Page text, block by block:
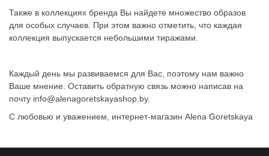
Также в коллекциях бренда Вы найдете множество образов
для особых случаев. При этом важно отметить, что каждая
коллекция выпускается небольшими тиражами.
Каждый день мы развиваемся для Вас, поэтому нам важно
Ваше мнение. Оставить обратную связь можно написав на
почту info@alenagoretskayashop.by.
С любовью и уважением, интернет-магазин Alena Goretskaya